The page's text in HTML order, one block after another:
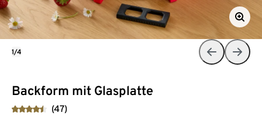
Backform mit Glasplatte
(47)
1/4